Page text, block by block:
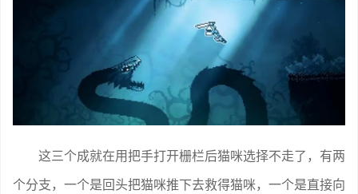
这三个成就在用把手打开栅栏后猫咪选择不走了，有两
个分支，一个是回头把猫咪推下去救得猫咪，一个是直接向